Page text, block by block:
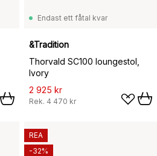
Endast ett fåtal kvar
&Tradition
Thorvald SC100 loungestol,
Ivory
2 925 kr
Rek. 4 470 kr
REA
-32%